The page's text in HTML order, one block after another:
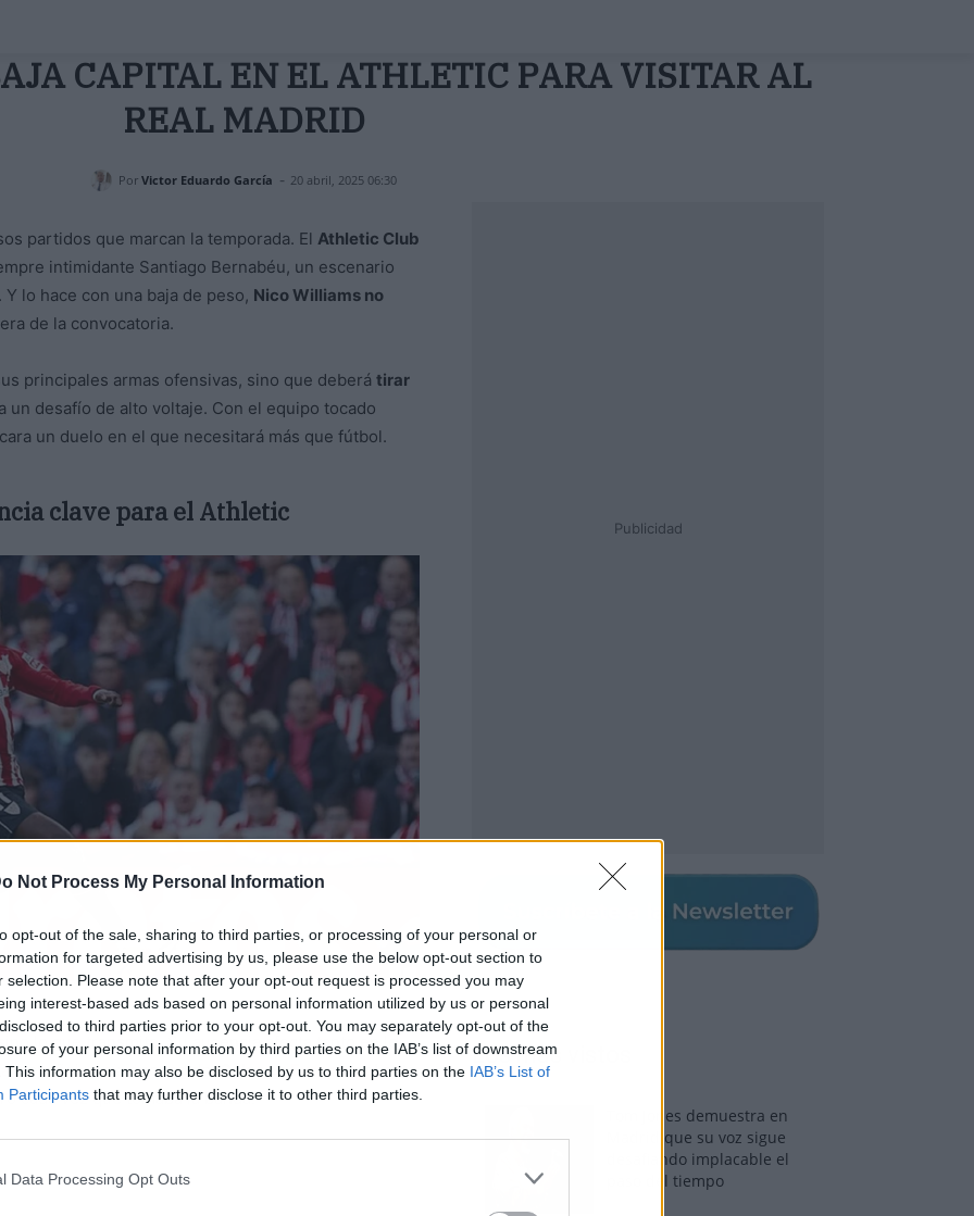
Not Process My Personal Information
opt-out of the sale, sharing to third parties, or processing of your personal or
for targeted advertising by us, please use the below opt-out section to
selection. Please note that after your opt-out request is processed you may
interest-based ads based on personal information utilized by us or personal
to third parties prior to your opt-out. You may separately opt-out of the
of your personal information by third parties on the IAB’s list of downstream
This information may also be disclosed by us to third parties on the IAB’s List of
Participants that may further disclose it to other third parties.
Data Processing Opt Outs
CAPITAL EN EL ATHLETIC PARA VISITAR AL
REAL MADRID
Por Victor Eduardo García - 20 abril, 2025 06:30
partidos que marcan la temporada. El Athletic Club
intimidante Santiago Bernabéu, un escenario
lo hace con una baja de peso, Nico Williams no
de la convocatoria.
principales armas ofensivas, sino que deberá tirar
un desafío de alto voltaje. Con el equipo tocado
un duelo en el que necesitará más que fútbol.
clave para el Athletic
lo que transmite. Su ausencia afecta tanto en lo
español venía encendido.Goles enEuropa, gol ante
cada vez que tomaba la banda.
Publicidad
Los más vistos
Tom Jones demuestra en
Madrid que su voz sigue
desafiando implacable el
paso del tiempo